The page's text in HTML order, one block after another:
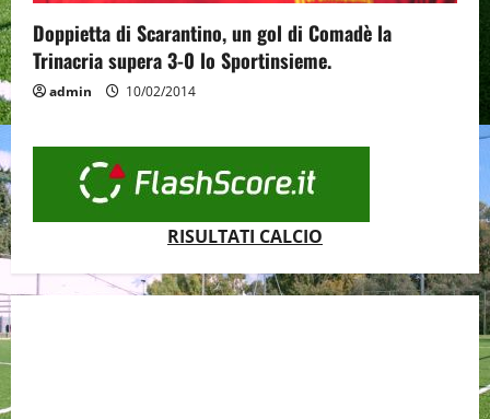
Doppietta di Scarantino, un gol di Comadè la
Trinacria supera 3-0 lo Sportinsieme.
admin 10/02/2014
RISULTATI CALCIO